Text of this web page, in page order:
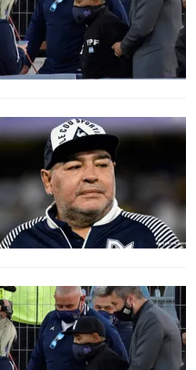
Shorts video
Podcast
EMagazine
Photo
Infographic
Góc ảnh
Công nghệ
Hitech Công nghệ tương lai
Sản phẩm
Thị trường